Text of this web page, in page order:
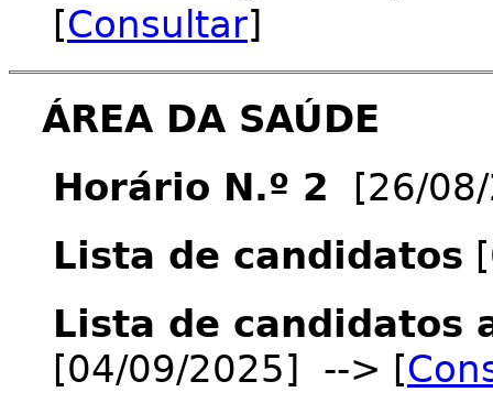
[Consultar]
ÁREA DA SAÚDE
Horário N.º 2 [26/
Lista de candidatos
Lista de candidatos
[04/09/2025] --> [